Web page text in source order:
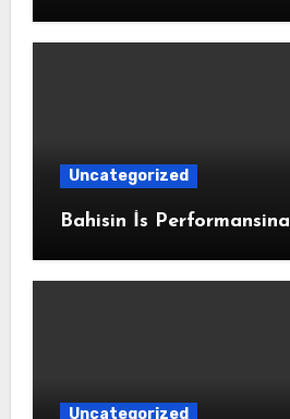
Uncategorized
Bahisin İs
Uncategorized